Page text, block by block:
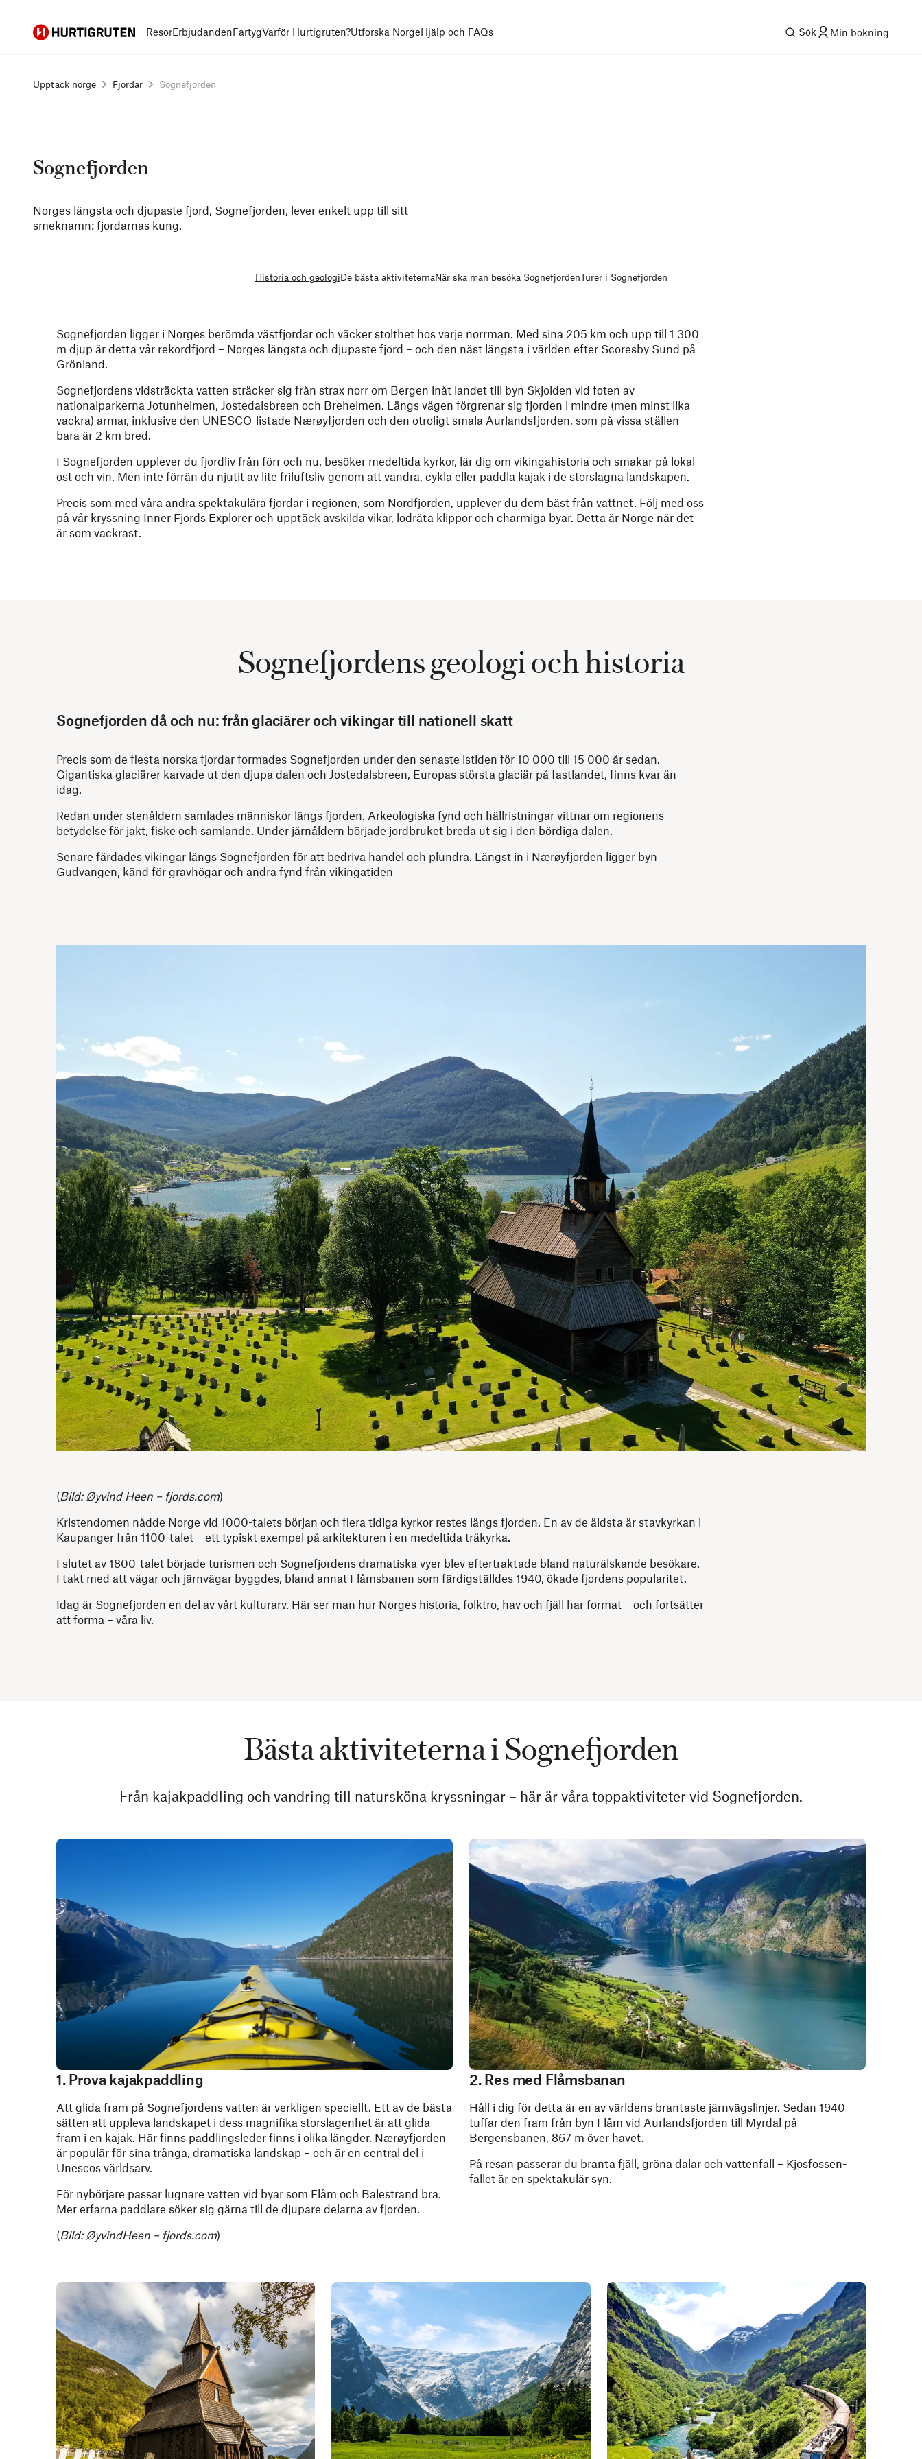
Hurtigruten ResorErbjudandenFartygVarför Hurtigruten?Utforska NorgeHjälp och FAQs Sök Min bokning
Upptack norge Fjordar Sognefjorden
Sognefjorden
Norges längsta och djupaste fjord, Sognefjorden, lever enkelt upp till sitt
smeknamn: fjordarnas kung.
Historia och geologiDe bästa aktiviteternaNär ska man besöka SognefjordenTurer i Sognefjorden
Sognefjorden ligger i Norges berömda västfjordar och väcker stolthet hos varje norrman. Med sina 205 km och upp till 1 300
m djup är detta vår rekordfjord – Norges längsta och djupaste fjord – och den näst längsta i världen efter Scoresby Sund på
Grönland.
Sognefjordens vidsträckta vatten sträcker sig från strax norr om Bergen inåt landet till byn Skjolden vid foten av
nationalparkerna Jotunheimen, Jostedalsbreen och Breheimen. Längs vägen förgrenar sig fjorden i mindre (men minst lika
vackra) armar, inklusive den UNESCO-listade Nærøyfjorden och den otroligt smala Aurlandsfjorden, som på vissa ställen
bara är 2 km bred.
I Sognefjorden upplever du fjordliv från förr och nu, besöker medeltida kyrkor, lär dig om vikingahistoria och smakar på lokal
ost och vin. Men inte förrän du njutit av lite friluftsliv genom att vandra, cykla eller paddla kajak i de storslagna landskapen.
Precis som med våra andra spektakulära fjordar i regionen, som Nordfjorden, upplever du dem bäst från vattnet. Följ med oss
på vår kryssning Inner Fjords Explorer och upptäck avskilda vikar, lodräta klippor och charmiga byar. Detta är Norge när det
är som vackrast.
Sognefjordens geologi och historia
Sognefjorden då och nu: från glaciärer och vikingar till nationell skatt
Precis som de flesta norska fjordar formades Sognefjorden under den senaste istiden för 10 000 till 15 000 år sedan.
Gigantiska glaciärer karvade ut den djupa dalen och Jostedalsbreen, Europas största glaciär på fastlandet, finns kvar än
idag.
Redan under stenåldern samlades människor längs fjorden. Arkeologiska fynd och hällristningar vittnar om regionens
betydelse för jakt, fiske och samlande. Under järnåldern började jordbruket breda ut sig i den bördiga dalen.
Senare färdades vikingar längs Sognefjorden för att bedriva handel och plundra. Längst in i Nærøyfjorden ligger byn
Gudvangen, känd för gravhögar och andra fynd från vikingatiden
(Bild: Øyvind Heen – fjords.com)
Kristendomen nådde Norge vid 1000-talets början och flera tidiga kyrkor restes längs fjorden. En av de äldsta är stavkyrkan i
Kaupanger från 1100-talet – ett typiskt exempel på arkitekturen i en medeltida träkyrka.
I slutet av 1800-talet började turismen och Sognefjordens dramatiska vyer blev eftertraktade bland naturälskande besökare.
I takt med att vägar och järnvägar byggdes, bland annat Flåmsbanen som färdigställdes 1940, ökade fjordens popularitet.
Idag är Sognefjorden en del av vårt kulturarv. Här ser man hur Norges historia, folktro, hav och fjäll har format – och fortsätter
att forma – våra liv.
Bästa aktiviteterna i Sognefjorden
Från kajakpaddling och vandring till natursköna kryssningar – här är våra toppaktiviteter vid Sognefjorden.
1. Prova kajakpaddling
Att glida fram på Sognefjordens vatten är verkligen speciellt. Ett av de bästa
sätten att uppleva landskapet i dess magnifika storslagenhet är att glida
fram i en kajak. Här finns paddlingsleder finns i olika längder. Nærøyfjorden
är populär för sina trånga, dramatiska landskap – och är en central del i
Unescos världsarv.
För nybörjare passar lugnare vatten vid byar som Flåm och Balestrand bra.
Mer erfarna paddlare söker sig gärna till de djupare delarna av fjorden.
(Bild: ØyvindHeen – fjords.com)
2. Res med Flåmsbanan
Håll i dig för detta är en av världens brantaste järnvägslinjer. Sedan 1940
tuffar den fram från byn Flåm vid Aurlandsfjorden till Myrdal på
Bergensbanen, 867 m över havet.
På resan passerar du branta fjäll, gröna dalar och vattenfall – Kjosfossen-
fallet är en spektakulär syn.